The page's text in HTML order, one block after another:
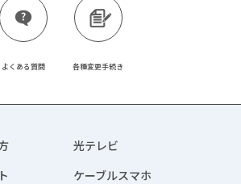
よくある質問 各種変更手続き
光テレビ
ケーブルスマホ